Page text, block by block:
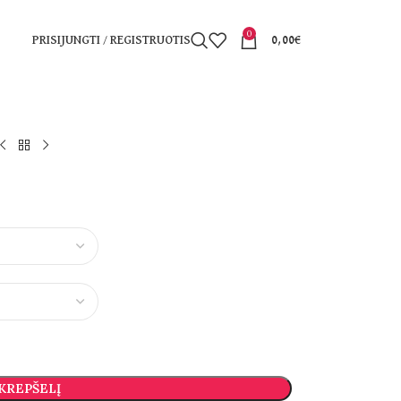
PRISIJUNGTI / REGISTRUOTIS
0
0,00€